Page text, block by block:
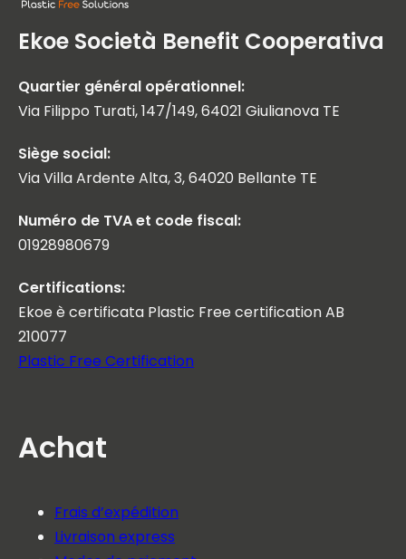
Ekoe Società Benefit Cooperativa
Quartier général opérationnel:
Via Filippo Turati, 147/149, 64021 Giulianova TE
Siège social:
Via Villa Ardente Alta, 3, 64020 Bellante TE
Numéro de TVA et code fiscal:
01928980679
Certifications:
Ekoe è certificata Plastic Free certification AB
210077
Plastic Free Certification
Achat
Frais d’expédition
Livraison express